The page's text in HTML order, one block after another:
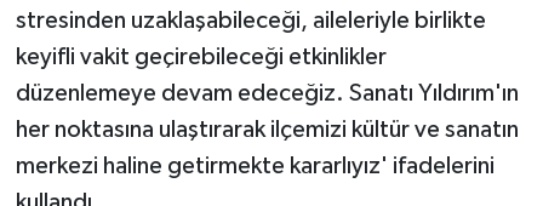
stresinden uzaklaşabileceği, aileleriyle birlikte
keyifli vakit geçirebileceği etkinlikler
düzenlemeye devam edeceğiz. Sanatı Yıldırım'ın
her noktasına ulaştırarak ilçemizi kültür ve sanatın
merkezi haline getirmekte kararlıyız' ifadelerini